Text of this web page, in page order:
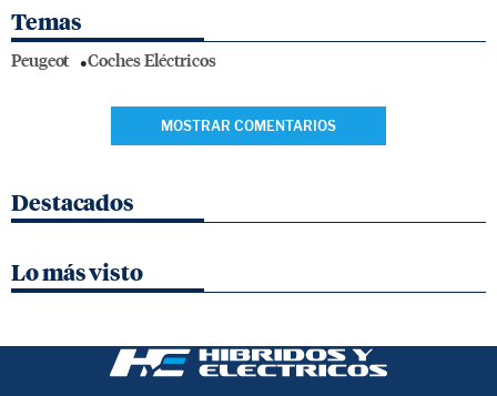
Temas
Peugeot Coches Eléctricos
MOSTRAR COMENTARIOS
Destacados
Lo más visto